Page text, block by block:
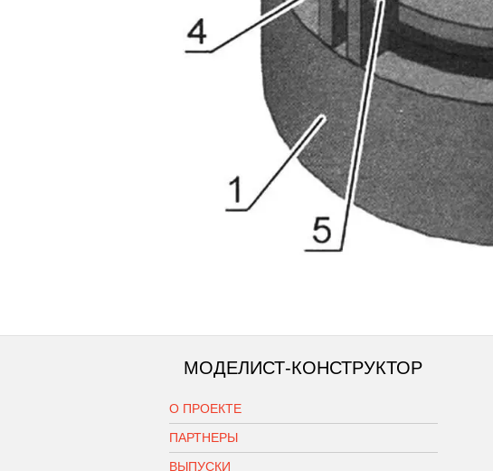
МОДЕЛИСТ-КОНСТРУКТОР
О ПРОЕКТЕ
ПАРТНЕРЫ
ВЫПУСКИ